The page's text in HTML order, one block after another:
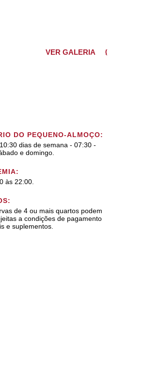
VER GALERIA
DO PEQUENO-ALMOÇO:
dias de semana - 07:30 -
e domingo.
às 22:00.
de 4 ou mais quartos podem
a condições de pagamento
e suplementos.